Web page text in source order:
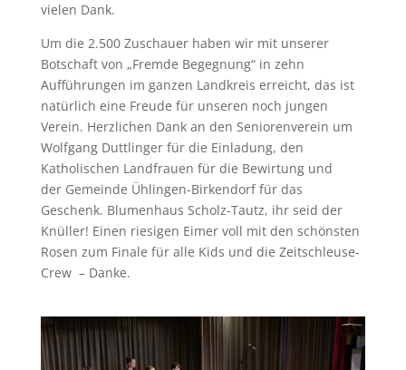
vielen Dank.
Um die 2.500 Zuschauer haben wir mit unserer
Botschaft von „Fremde Begegnung“ in zehn
Aufführungen im ganzen Landkreis erreicht, das ist
natürlich eine Freude für unseren noch jungen
Verein. Herzlichen Dank an den Seniorenverein um
Wolfgang Duttlinger für die Einladung, den
Katholischen Landfrauen für die Bewirtung und
der Gemeinde Ühlingen-Birkendorf für das
Geschenk. Blumenhaus Scholz-Tautz, ihr seid der
Knüller! Einen riesigen Eimer voll mit den schönsten
Rosen zum Finale für alle Kids und die Zeitschleuse-
Crew – Danke.